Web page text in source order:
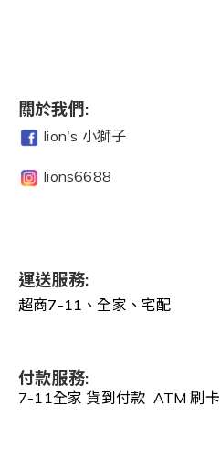
關於我們:
lion's 小獅子
lions6688
運送服務:
超商7-11、全家、宅配
付款服務:
7-11全家 貨到付款 ATM 刷卡